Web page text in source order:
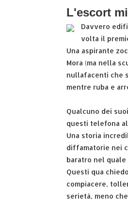
L'escort
Davvero
volta il
Una aspirante
Mora (ma nella
nullafacenti che
mentre ruba e
Qualcuno dei
questi telefona
Una storia
diffamatorie nei
baratro nel
Questi qua
compiacere,
serietà, meno